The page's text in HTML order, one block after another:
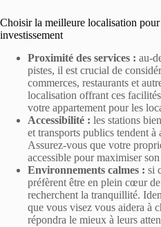
Choisir la meilleure localisation
investissement
Proximité des services : au-
pistes, il est crucial de
commerces, restaurants et
localisation offrant ces
votre appartement pour les
Accessibilité : les stations
et transports publics tendent à
Assurez-vous que votre
accessible pour maximiser
Environnements calmes : si
préfèrent être en plein cœur de
recherchent la tranquillité.
que vous visez vous aidera à
répondra le mieux à leurs